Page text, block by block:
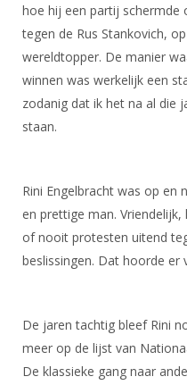
NK organiseren
Promotie en logo
Geschiedenis van het
hoe hij een partij schermde
tegen de Rus Stankovich,
wereldtopper. De manier
winnen was werkelijk een
zodanig dat ik het na al die
staan.
Rini Engelbracht was op en
en prettige man.
of nooit protesten uitend
beslissingen. Dat hoorde er
De jaren tachtig bleef Rini
meer op de lijst van
De klassieke gang naar